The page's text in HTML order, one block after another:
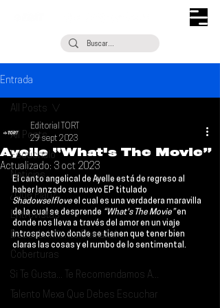
Entrada
All Posts
Escúchalo
Noticias
¿Qué Plan?
Entrevistas
Descubrimiento Semanal
Coberturas
Si Te Gusta... Te Recomendamos A...
Talento Mexa Que Debes Escuchar
All Posts
Ayelle “What's The Movie”
Editorial TORT
29 sept 2023
Actualizado: 3 oct 2023
El canto angelical de Ayelle está de regreso al
haber lanzado su nuevo EP titulado
Shadowselflove el cual es una verdadera maravilla
de la cual se desprende “What's The Movie” en
donde nos lleva a través del amor en un viaje
introspectivo donde se tienen que tener bien
claras las cosas y el rumbo de lo sentimental.